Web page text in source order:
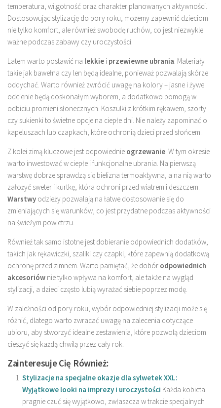
temperatura, wilgotność oraz charakter planowanych aktywności.
Dostosowując stylizację do pory roku, możemy zapewnić dzieciom
nie tylko komfort, ale również swobodę ruchów, co jest niezwykle
ważne podczas zabawy czy uroczystości.
Latem warto postawić na lekkie i przewiewne ubrania. Materiały
takie jak bawełna czy len będą idealne, ponieważ pozwalają skórze
oddychać. Warto również zwrócić uwagę na kolory – jasne i żywe
odcienie będą doskonałym wyborem, a dodatkowo pomogą w
odbiciu promieni słonecznych. Koszulki z krótkim rękawem, szorty
czy sukienki to świetne opcje na ciepłe dni. Nie należy zapominać o
kapeluszach lub czapkach, które ochronią dzieci przed słońcem.
Z kolei zimą kluczowe jest odpowiednie ogrzewanie. W tym okresie
warto inwestować w ciepłe i funkcjonalne ubrania. Na pierwszą
warstwę dobrze sprawdzą się bielizna termoaktywna, a na nią warto
założyć sweter i kurtkę, która ochroni przed wiatrem i deszczem.
Warstwy odzieży pozwalają na łatwe dostosowanie się do
zmieniających się warunków, co jest przydatne podczas aktywności
na świeżym powietrzu.
Również tak samo istotne jest dobieranie odpowiednich dodatków,
takich jak rękawiczki, szaliki czy czapki, które zapewnią dodatkową
ochronę przed zimnem. Warto pamiętać, że dobór odpowiednich
akcesoriów nie tylko wpływa na komfort, ale także na wygląd
stylizacji, a dzieci często lubią wyrażać siebie poprzez modę.
W zależności od pory roku, wybór odpowiedniej stylizacji może się
różnić, dlatego warto zwracać uwagę na zalecenia dotyczące
ubioru, aby stworzyć idealne zestawienia, które pozwolą dzieciom
cieszyć się każdą chwilą przez cały rok.
Zainteresuje Cię Również:
Stylizacje na specjalne okazje dla sylwetek XXL:
Wyjątkowe looki na imprezy i uroczystości Każda kobieta
pragnie czuć się wyjątkowo, zwłaszcza w trakcie specjalnych